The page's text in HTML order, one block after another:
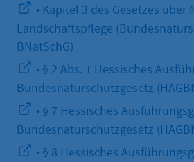
• Kapitel 3 des Gesetzes
Landschaftspflege
BNatSchG)
• § 2 Abs. 1 Hessisches
Bundesnaturschutzgesetz
• § 7 Hessisches
Bundesnaturschutzgesetz
• § 8 Hessisches